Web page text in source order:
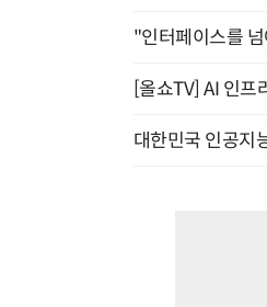
"인터페이스를
[올쇼TV] AI 인프
대한민국 인공지